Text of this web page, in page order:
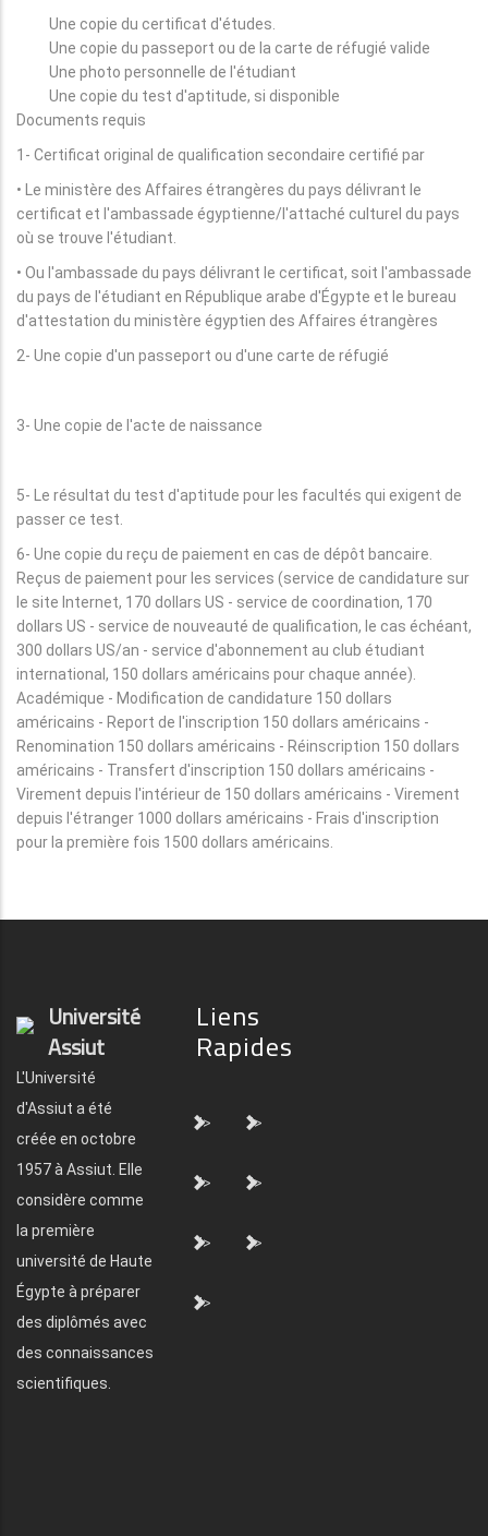
Une copie du certificat d'études.
Une copie du passeport ou de la carte de réfugié valide
Une photo personnelle de l'étudiant
Une copie du test d'aptitude, si disponible
Documents requis
1- Certificat original de qualification secondaire certifié par
• Le ministère des Affaires étrangères du pays délivrant le
certificat et l'ambassade égyptienne/l'attaché culturel du pays
où se trouve l'étudiant.
• Ou l'ambassade du pays délivrant le certificat, soit l'ambassade
du pays de l'étudiant en République arabe d'Égypte et le bureau
d'attestation du ministère égyptien des Affaires étrangères
2- Une copie d'un passeport ou d'une carte de réfugié
3- Une copie de l'acte de naissance
5- Le résultat du test d'aptitude pour les facultés qui exigent de
passer ce test.
6- Une copie du reçu de paiement en cas de dépôt bancaire.
Reçus de paiement pour les services (service de candidature sur
le site Internet, 170 dollars US - service de coordination, 170
dollars US - service de nouveauté de qualification, le cas échéant,
300 dollars US/an - service d'abonnement au club étudiant
international, 150 dollars américains pour chaque année).
Académique - Modification de candidature 150 dollars
américains - Report de l'inscription 150 dollars américains -
Renomination 150 dollars américains - Réinscription 150 dollars
américains - Transfert d'inscription 150 dollars américains -
Virement depuis l'intérieur de 150 dollars américains - Virement
depuis l'étranger 1000 dollars américains - Frais d'inscription
pour la première fois 1500 dollars américains.
Université
Assiut
L'Université
d'Assiut a été
créée en octobre
1957 à Assiut. Elle
considère comme
la première
université de Haute
Égypte à préparer
des diplômés avec
des connaissances
scientifiques.
Liens
Rapides
"> ">
"> ">
"> ">
">